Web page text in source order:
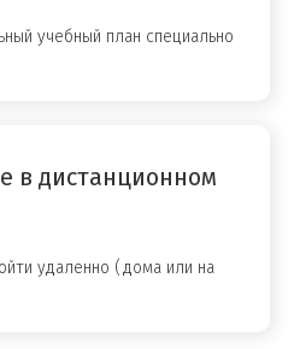
учебный план специально
в дистанционном
удаленно (дома или на